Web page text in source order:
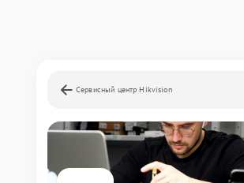
Сервисный центр Hikvision